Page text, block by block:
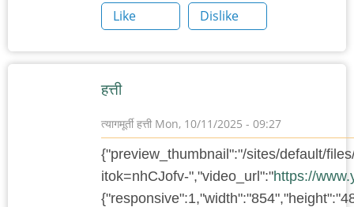
Like Dislike
हत्ती
त्यागमूर्ती हत्ती Mon, 10/11/2025 - 09:27
{"preview_thumbnail":"/sites/default/
itok=nhCJofv-","video_url":"https://